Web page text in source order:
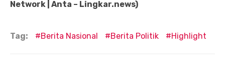
Network | Anta – Lingkar.news)
Tag: Berita Nasional Berita Politik Highlight